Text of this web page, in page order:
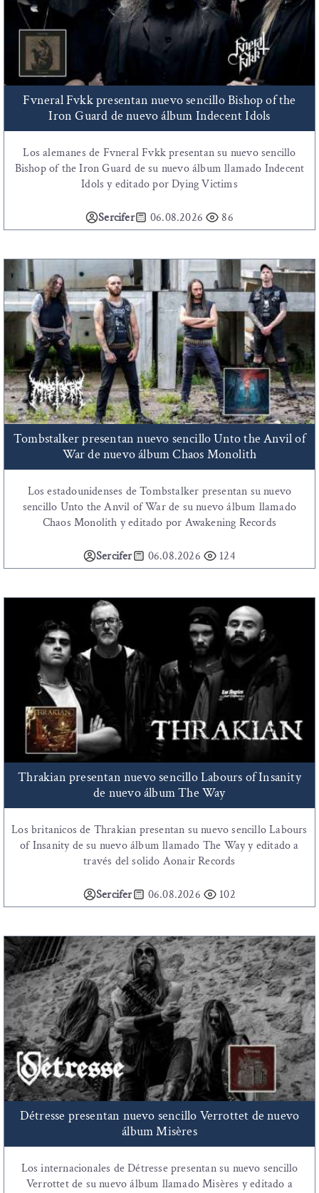
Fvneral Fvkk presentan nuevo sencillo Bishop of the
Iron Guard de nuevo álbum Indecent Idols
Los alemanes de Fvneral Fvkk presentan su nuevo sencillo
Bishop of the Iron Guard de su nuevo álbum llamado Indecent
Idols y editado por Dying Victims
Sercifer 06.08.2026 86
Tombstalker presentan nuevo sencillo Unto the Anvil of
War de nuevo álbum Chaos Monolith
Los estadounidenses de Tombstalker presentan su nuevo
sencillo Unto the Anvil of War de su nuevo álbum llamado
Chaos Monolith y editado por Awakening Records
Sercifer 06.08.2026 124
Thrakian presentan nuevo sencillo Labours of Insanity
de nuevo álbum The Way
Los britanicos de Thrakian presentan su nuevo sencillo Labours
of Insanity de su nuevo álbum llamado The Way y editado a
través del solido Aonair Records
Sercifer 06.08.2026 102
Détresse presentan nuevo sencillo Verrottet de nuevo
álbum Misères
Los internacionales de Détresse presentan su nuevo sencillo
Verrottet de su nuevo álbum llamado Misères y editado a